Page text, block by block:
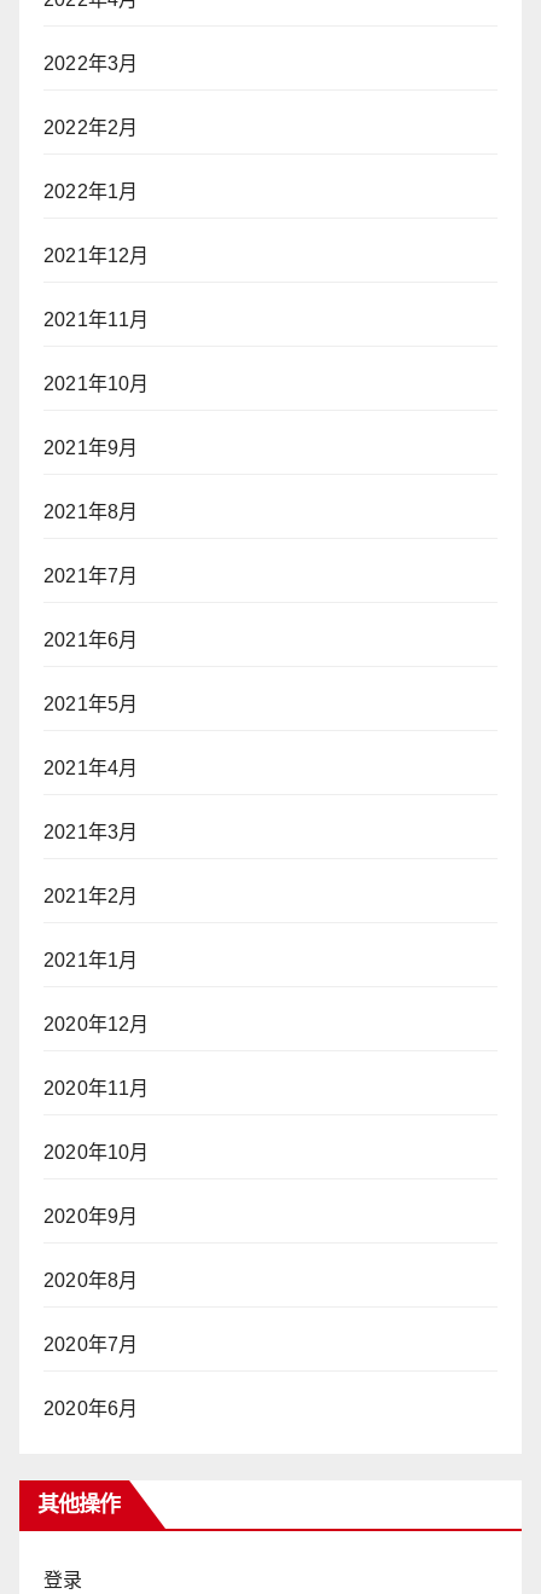
2022年3月
2022年2月
2022年1月
2021年12月
2021年11月
2021年10月
2021年9月
2021年8月
2021年7月
2021年6月
2021年5月
2021年4月
2021年3月
2021年2月
2021年1月
2020年12月
2020年11月
2020年10月
2020年9月
2020年8月
2020年7月
2020年6月
其他操作
登录